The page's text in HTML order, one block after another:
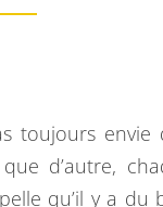
F
S
D
M
R
E
S
toujours
d’autre,
qu’il y a